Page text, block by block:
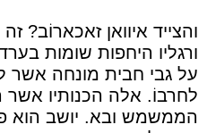
והצייד איוואן זאכארוֹב?
ורגליו היחפות שומות
על גבי חבית מונחה אשר
לחרבוֹ. אלה הכנותיו
הממשמש ובא. יושב הוא